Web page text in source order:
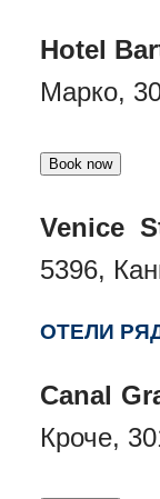
Hotel
Марко,
Venice
5396,
ОТЕЛИ
Canal
Кроче,